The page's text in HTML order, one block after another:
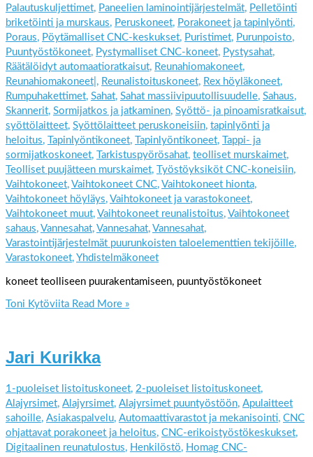
Palautuskuljettimet, Paneelien laminointijärjestelmät, Pelletöinti
briketöinti ja murskaus, Peruskoneet, Porakoneet ja tapinlyönti,
Poraus, Pöytämalliset CNC-keskukset, Puristimet, Purunpoisto,
Puuntyöstökoneet, Pystymalliset CNC-koneet, Pystysahat,
Räätälöidyt automaatioratkaisut, Reunahiomakoneet,
Reunahiomakoneet| , Reunalistoituskoneet, Rex höyläkoneet,
Rumpuhakettimet, Sahat, Sahat massiivipuutollisuudelle, Sahaus,
Skannerit, Sormijatkos ja jatkaminen, Syöttö- ja pinoamisratkaisut,
syöttölaitteet, Syöttölaitteet peruskoneisiin, tapinlyönti ja
heloitus, Tapinlyöntikoneet, Tapinlyöntikoneet,
Tappi- ja
sormijatkoskoneet, Tarkistuspyörösahat, teolliset murskaimet,
Teolliset puujätteen murskaimet, Työstöyksiköt CNC-koneisiin,
Vaihtokoneet, Vaihtokoneet CNC, Vaihtokoneet hionta,
Vaihtokoneet höyläys, Vaihtokoneet ja varastokoneet,
Vaihtokoneet muut, Vaihtokoneet reunalistoitus, Vaihtokoneet
sahaus, Vannesahat, Vannesahat, Vannesahat,
Varastointijärjestelmät puurunkoisten taloelementtien tekijöille,
Varastokoneet, Yhdistelmäkoneet
koneet teolliseen puurakentamiseen, puuntyöstökoneet
Toni Kytöviita Read More »
Jari Kurikka
1-puoleiset listoituskoneet, 2-puoleiset listoituskoneet,
Alajyrsimet, Alajyrsimet, Alajyrsimet puuntyöstöön, Apulaitteet
sahoille, Asiakaspalvelu, Automaattivarastot ja mekanisointi, CNC
ohjattavat porakoneet ja heloitus, CNC-erikoistyöstökeskukset,
Digitaalinen reunatulostus, Henkilöstö, Homag CNC-